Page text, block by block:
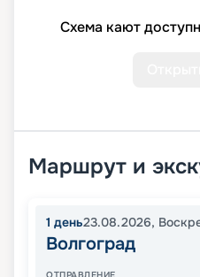
Схема кают
Маршрут и
1 день23.08.2026,
Волгоград